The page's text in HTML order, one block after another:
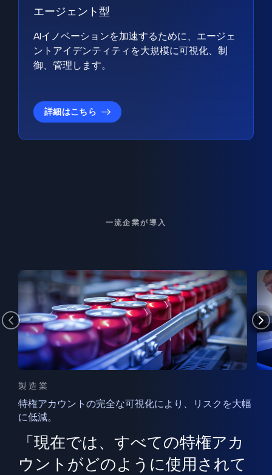
エージェント型
AIイノベーションを加速するために、エージェ
ントアイデンティティを大規模に可視化、制
御、管理します。
詳細はこちら
一流企業が導入
製造業
特権アカウントの完全な可視化により、リスクを大幅
に低減。
「現在では、すべての特権アカ
ウントがどのように使用されて